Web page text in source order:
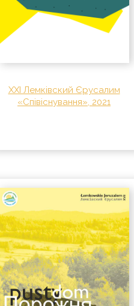
XXI Лемківский Єрусалим
«Співіснування», 2021